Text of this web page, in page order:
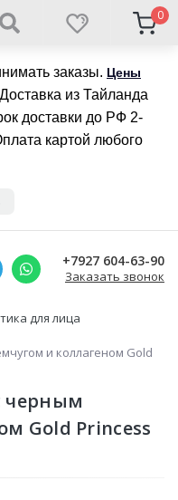
заказы. Цены
из Тайланда
доставки до РФ 2-
картой любого
0
+7927 604-63-90
Заказать звонок
для лица
и коллагеном Gold
черным
Gold Princess